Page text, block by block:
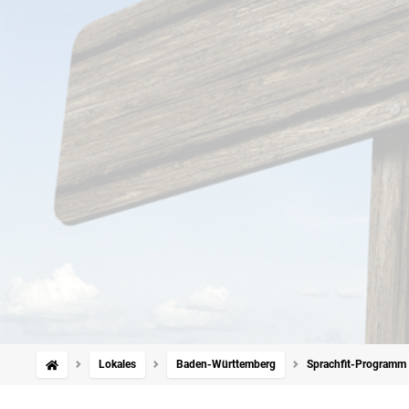
Lokales Baden-Württemberg Sprachfit-